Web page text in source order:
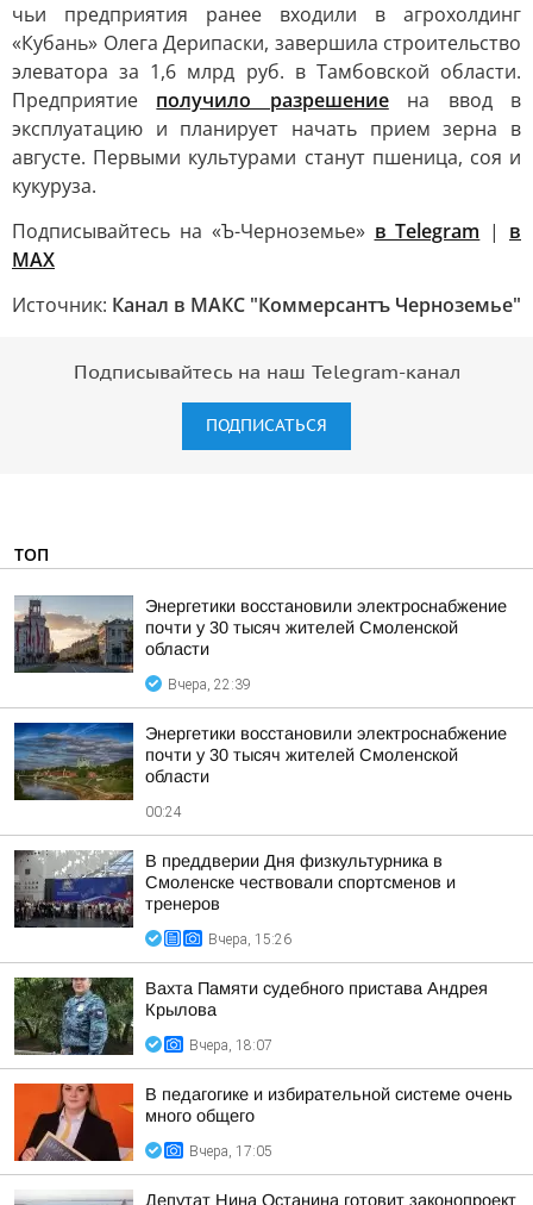
чьи предприятия ранее входили в агрохолдинг
«Кубань» Олега Дерипаски, завершила строительство
элеватора за 1,6 млрд руб. в Тамбовской области.
Предприятие получило разрешениена ввод в
эксплуатацию и планирует начать прием зерна в
августе. Первыми культурами станут пшеница, соя и
кукуруза.
Подписывайтесь на «Ъ-Черноземье» в Telegram | в
MAX
Источник: Канал в МАКС "Коммерсантъ Черноземье"
Подписывайтесь на наш Telegram-канал
ПОДПИСАТЬСЯ
ТОП
Энергетики восстановили электроснабжение
почти у 30 тысяч жителей Смоленской
области
Вчера, 22:39
Энергетики восстановили электроснабжение
почти у 30 тысяч жителей Смоленской
области
00:24
В преддверии Дня физкультурника в
Смоленске чествовали спортсменов и
тренеров
Вчера, 15:26
Вахта Памяти судебного пристава Андрея
Крылова
Вчера, 18:07
В педагогике и избирательной системе очень
много общего
Вчера, 17:05
Депутат Нина Останина готовит законопроект